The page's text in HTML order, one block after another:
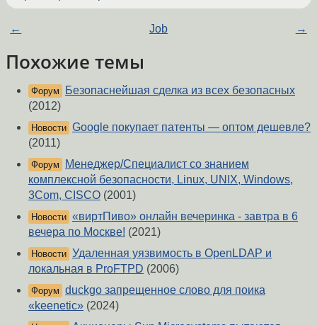
← Job →
Похожие темы
Форум
Безопаснейшая сделка из всех безопасных
(2012)
Новости Google покупает патенты — оптом дешевле?
(2011)
Форум
Менеджер/Специалист со знанием
комплексной безопасности, Linux, UNIX, Windows,
3Com, CISCO (2001)
Новости «виртПиво» онлайн вечеринка - завтра в 6
вечера по Москве! (2021)
Новости Удаленная уязвимость в OpenLDAP и
локальная в ProFTPD (2006)
Форум duckgo запрещенное слово для поика
«keenetic» (2024)